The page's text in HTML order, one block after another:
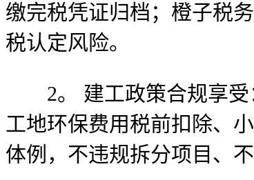
缴完税凭证归档；橙子税
税认定风险。
2。 建工政策合规享受
工地环保费用税前扣除、
体例，不违规拆分项目、